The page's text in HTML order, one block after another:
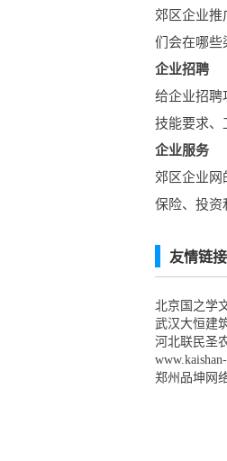
郊区企业推
们会在哪些
企业招聘
给企业招聘
技能要求、
企业服务
郊区企业网
保险、投资
友情链接
北京国之学
武汉大恒建
河北联民圣
郑州品坤网